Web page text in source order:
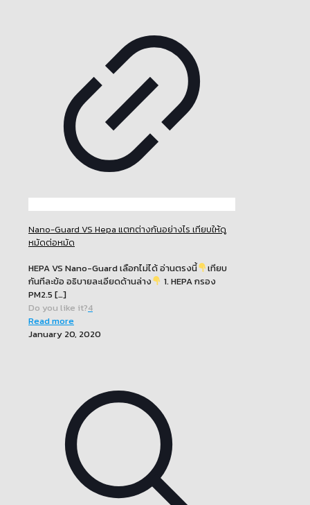
Nano-Guard VS Hepa แตกต่างกันอย่างไร เทียบให้ดู
หมัดต่อหมัด
HEPA VS Nano-Guard เลือกไม่ได้ อ่านตรงนี้
เทียบ
กันทีละข้อ อธิบายละเอียดด้านล่าง
1. HEPA กรอง
PM2.5 […]
Do you like it?4
Read more
January 20, 2020